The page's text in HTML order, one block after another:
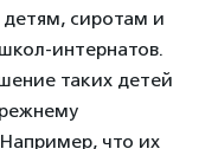
сиротам и
интернатов.
таких детей
что их